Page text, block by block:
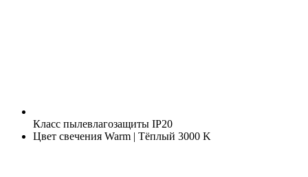
Класс пылевлагозащиты IP20
Цвет свечения Warm | Тёплый 3000 K